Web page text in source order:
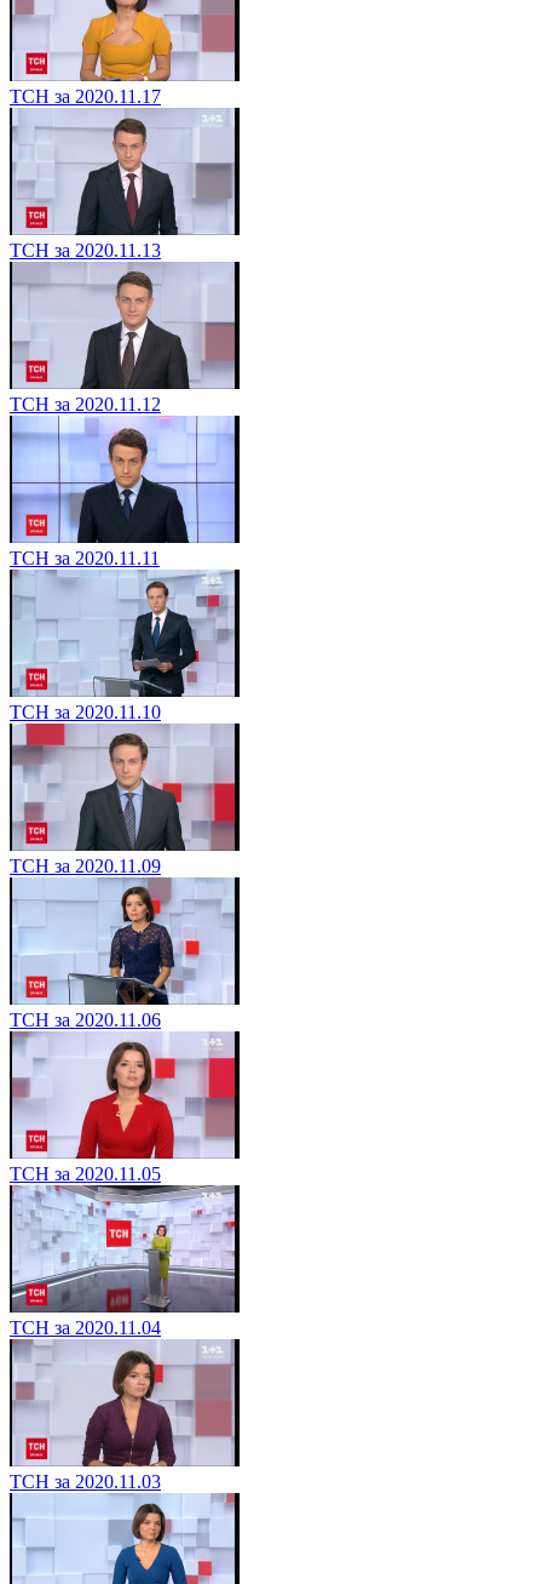
ТСН за 2020.11.17
ТСН за 2020.11.13
ТСН за 2020.11.12
ТСН за 2020.11.11
ТСН за 2020.11.10
ТСН за 2020.11.09
ТСН за 2020.11.06
ТСН за 2020.11.05
ТСН за 2020.11.04
ТСН за 2020.11.03